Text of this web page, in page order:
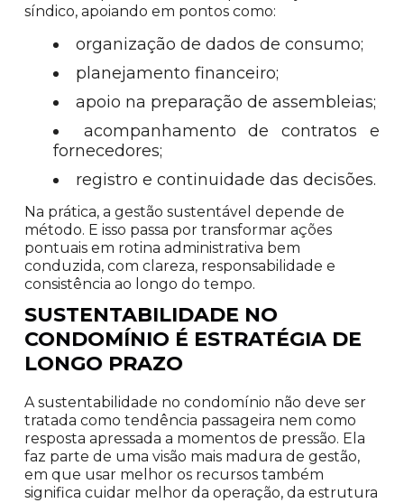
síndico, apoiando em pontos como:
organização de dados de consumo;
planejamento financeiro;
apoio na preparação de assembleias;
acompanhamento de contratos e
fornecedores;
registro e continuidade das decisões.
Na prática, a gestão sustentável depende de
método. E isso passa por transformar ações
pontuais em rotina administrativa bem
conduzida, com clareza, responsabilidade e
consistência ao longo do tempo.
SUSTENTABILIDADE NO
CONDOMÍNIO É ESTRATÉGIA DE
LONGO PRAZO
A sustentabilidade no condomínio não deve ser
tratada como tendência passageira nem como
resposta apressada a momentos de pressão. Ela
faz parte de uma visão mais madura de gestão,
em que usar melhor os recursos também
significa cuidar melhor da operação, da estrutura